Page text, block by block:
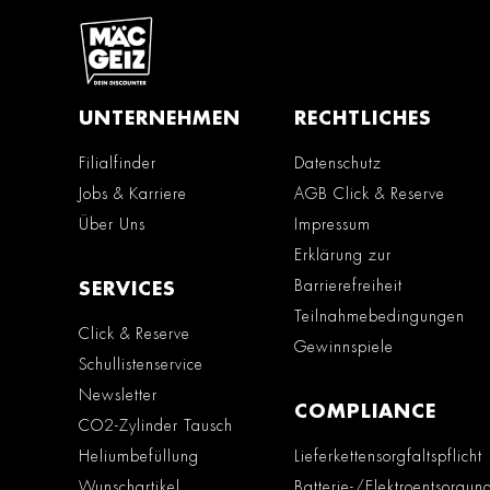
UNTERNEHMEN
Filialfinder
Jobs & Karriere
Über Uns
SERVICES
Click & Reserve
Schullistenservice
Newsletter
CO2-Zylinder Tausch
Heliumbefüllung
Wunschartikel
RECHTLICHES
Datenschutz
AGB Click & Reserve
Impressum
Erklärung zur
Barrierefreiheit
Teilnahmebedingungen
Gewinnspiele
COMPLIANCE
Lieferkettensorgfaltspflicht
Batterie-/Elektroentsorgung